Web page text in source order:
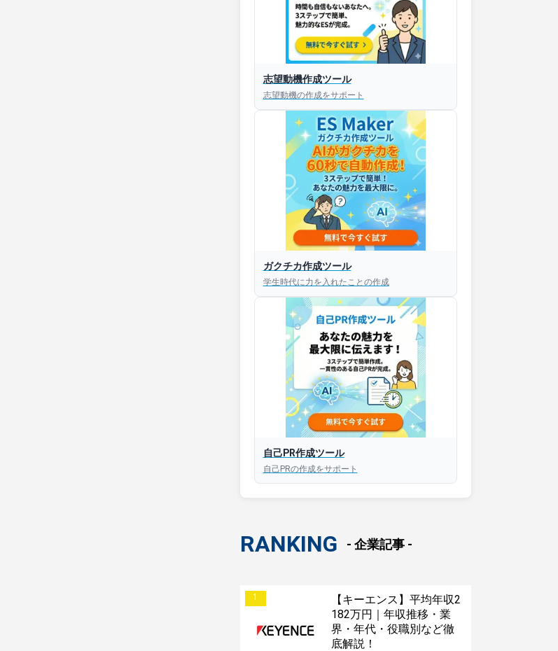
志望動機作成ツール
志望動機の作成をサポート
ガクチカ作成ツール
学生時代に力を入れたことの作成
自己PR作成ツール
自己PRの作成をサポート
RANKING - 企業記事 -
1
【キーエンス】平均年収2
182万円｜年収推移・業
界・年代・役職別など徹
底解説！